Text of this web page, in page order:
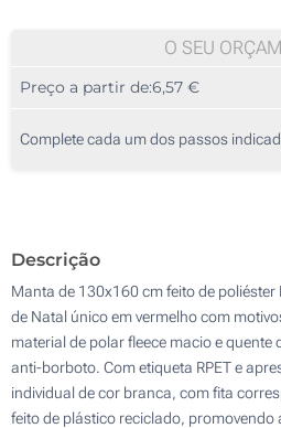
Sem impressão
20
50
Outra :
O SEU
Preço a partir de:6,57 €
Complete cada um dos passos
Descrição
Manta de 130x160 cm feito de poliéster
de Natal único em vermelho com
material de polar fleece macio e quente
anti-borboto. Com etiqueta RPET e
individual de cor branca, com fita
feito de plástico reciclado, promovendo